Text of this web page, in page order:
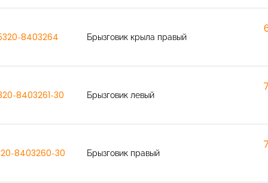
8403264 Брызговик крыла правый
8403261-30 Брызговик левый
8403260-30 Брызговик правый